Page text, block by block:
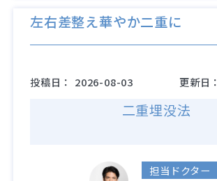
左右差整え華やか二重に
投稿日： 2026-08-03 更新日：
二重埋没法
担当ドクター